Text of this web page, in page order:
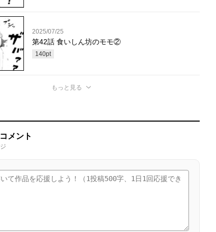
2025/07/25
第42話 食いしん坊のモモ②
140pt
もっと見る
メント